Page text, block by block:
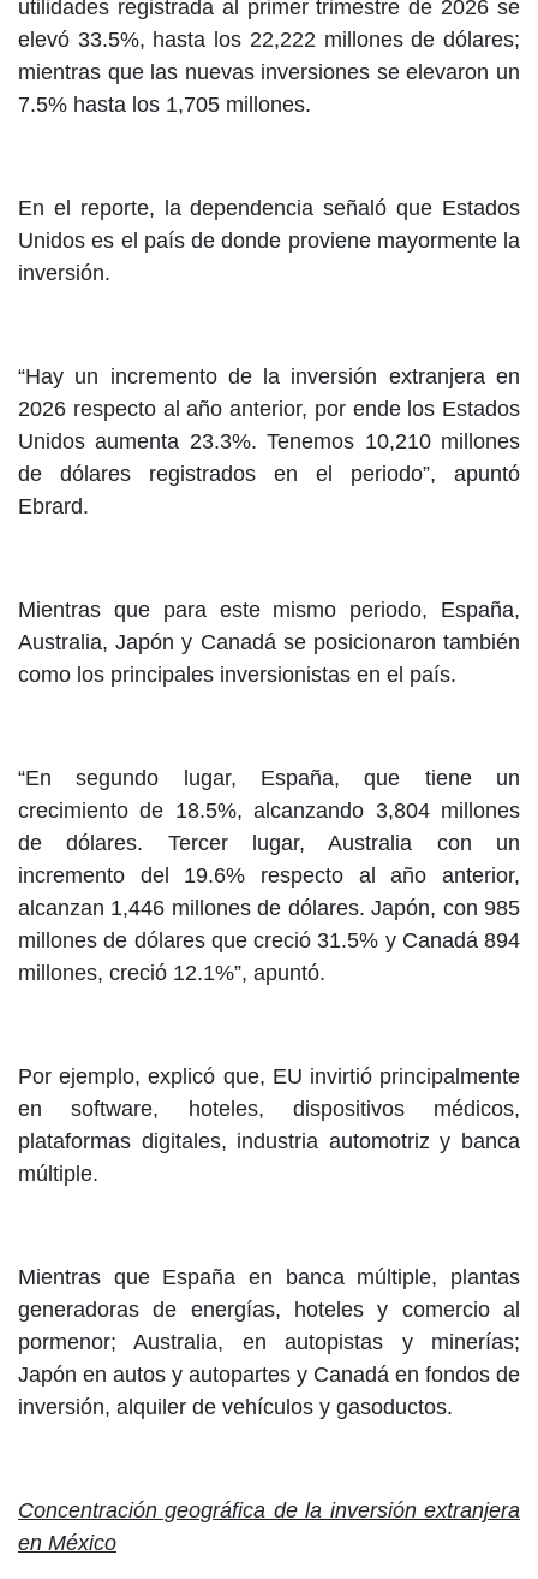
utilidades registrada al primer trimestre de 2026 se
elevó 33.5%, hasta los 22,222 millones de dólares;
mientras que las nuevas inversiones se elevaron un
7.5% hasta los 1,705 millones.
En el reporte, la dependencia señaló que Estados
Unidos es el país de donde proviene mayormente la
inversión.
“Hay un incremento de la inversión extranjera en
2026 respecto al año anterior, por ende los Estados
Unidos aumenta 23.3%. Tenemos 10,210 millones
de dólares registrados en el periodo”, apuntó
Ebrard.
Mientras que para este mismo periodo, España,
Australia, Japón y Canadá se posicionaron también
como los principales inversionistas en el país.
“En segundo lugar, España, que tiene un
crecimiento de 18.5%, alcanzando 3,804 millones
de dólares. Tercer lugar, Australia con un
incremento del 19.6% respecto al año anterior,
alcanzan 1,446 millones de dólares. Japón, con 985
millones de dólares que creció 31.5% y Canadá 894
millones, creció 12.1%”, apuntó.
Por ejemplo, explicó que, EU invirtió principalmente
en software, hoteles, dispositivos médicos,
plataformas digitales, industria automotriz y banca
múltiple.
Mientras que España en banca múltiple, plantas
generadoras de energías, hoteles y comercio al
pormenor; Australia, en autopistas y minerías;
Japón en autos y autopartes y Canadá en fondos de
inversión, alquiler de vehículos y gasoductos.
Concentración geográfica de la inversión extranjera
en México